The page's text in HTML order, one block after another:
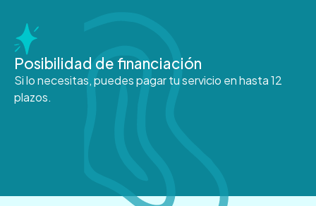
Posibilidad de financiación
Si lo necesitas, puedes pagar tu servicio en hasta 12
plazos.